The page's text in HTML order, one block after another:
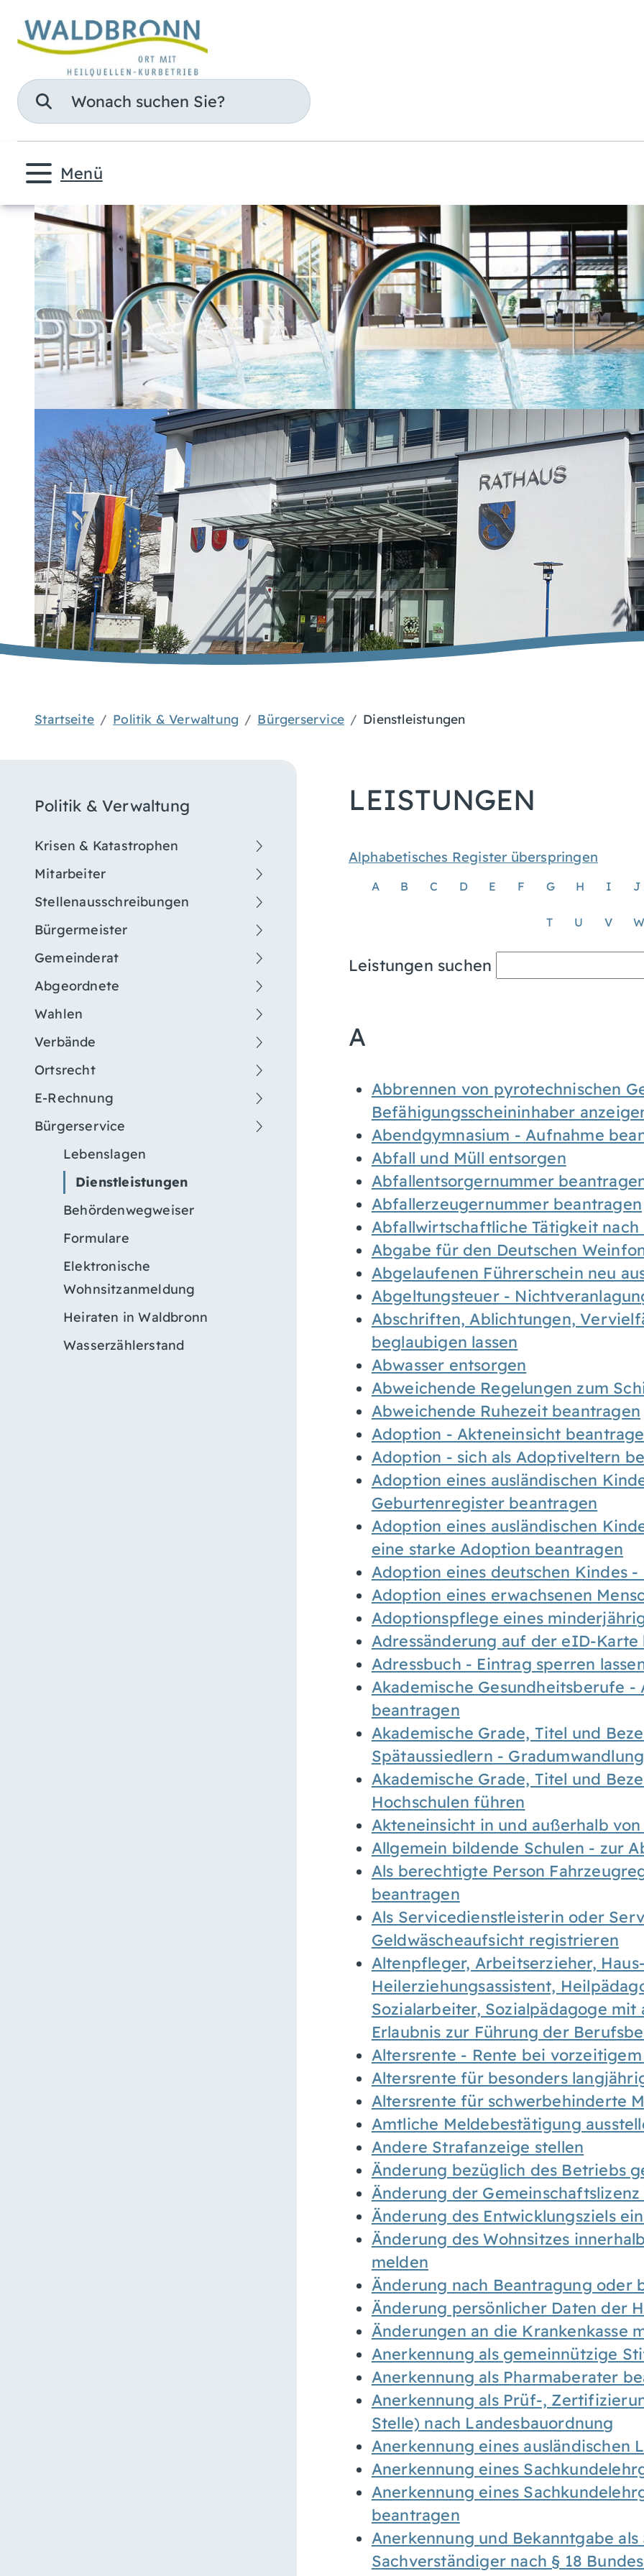
Suche
Menü
Startseite Politik & Verwaltung Bürgerservice Dienstleistungen
Politik & Verwaltung
Krisen & Katastrophen
Mitarbeiter
Stellenausschreibungen
Bürgermeister
Gemeinderat
Abgeordnete
Wahlen
Verbände
Ortsrecht
E-Rechnung
Bürgerservice
Lebenslagen
Dienstleistungen
Behördenwegweiser
Formulare
Elektronische
Wohnsitzanmeldung
Heiraten in Waldbronn
Wasserzählerstand
LEISTUNGEN
Alphabetisches Register überspringen
A B C D E F G H I J
T U V W
Leistungen suchen
A
Abbrennen von pyrotechnischen
Befähigungsscheininhaber
Abendgymnasium - Aufnahme
Abfall und Müll entsorgen
Abfallentsorgernummer
Abfallerzeugernummer beantragen
Abfallwirtschaftliche Tätigkeit
Abgabe für den Deutschen
Abgelaufenen Führerschein neu
Abgeltungsteuer -
Abschriften, Ablichtungen,
beglaubigen lassen
Abwasser entsorgen
Abweichende Regelungen zum
Abweichende Ruhezeit beantragen
Adoption - Akteneinsicht
Adoption - sich als Adoptiveltern
Adoption eines ausländischen
Geburtenregister beantragen
Adoption eines ausländischen
eine starke Adoption beantragen
Adoption eines deutschen Kindes
Adoption eines erwachsenen
Adoptionspflege eines
Adressänderung auf der eID-Karte
Adressbuch - Eintrag sperren
Akademische Gesundheitsberufe
beantragen
Akademische Grade, Titel und
Spätaussiedlern -
Akademische Grade, Titel und
Hochschulen führen
Akteneinsicht in und außerhalb
Allgemein bildende Schulen - zur
Als berechtigte Person
beantragen
Als Servicedienstleisterin oder
Geldwäscheaufsicht registrieren
Altenpfleger, Arbeitserzieher,
Heilerziehungsassistent,
Sozialarbeiter, Sozialpädagoge
Erlaubnis zur Führung der
Altersrente - Rente bei
Altersrente für besonders
Altersrente für schwerbehinderte
Amtliche Meldebestätigung
Andere Strafanzeige stellen
Änderung bezüglich des Betriebs
Änderung der
Änderung des Entwicklungsziels
Änderung des Wohnsitzes
melden
Änderung nach Beantragung oder
Änderung persönlicher Daten der
Änderungen an die Krankenkasse
Anerkennung als gemeinnützige
Anerkennung als Pharmaberater
Anerkennung als Prüf-,
Stelle) nach Landesbauordnung
Anerkennung eines ausländischen
Anerkennung eines
Anerkennung eines
beantragen
Anerkennung und Bekanntgabe
Sachverständiger nach § 18